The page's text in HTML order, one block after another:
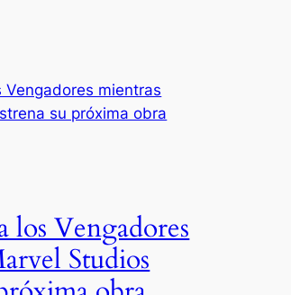
los Vengadores
Studios